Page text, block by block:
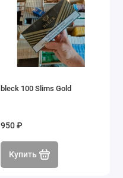
bleck 100 Slims Gold
950 ₽
Купить